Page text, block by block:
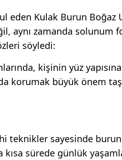
eden Kulak Burun Boğaz
aynı zamanda solunum
söyledi:
kişinin yüz
korumak büyük önem
teknikler sayesinde
sürede günlük